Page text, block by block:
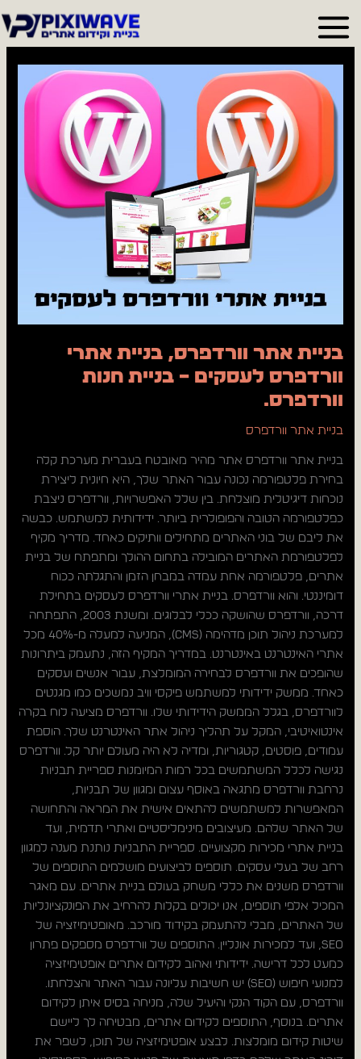
לתוכן
בניית אתר וורדפרס, בניית אתרי
וורדפרס לעסקים – בניית חנות
וורדפרס.
בניית אתר וורדפרס
בניית אתר וורדפרס אתר מהיר מאובטח בעברית מערכת קלה
בחירת פלטפורמה נכונה עבור האתר שלך, היא חיונית ליצירת
נוכחות דיגיטלית מוצלחת. בין שלל האפשרויות, וורדפרס ניצבת
כפלטפורמה הטובה והפופולרית ביותר. ידידותית למשתמש. כבשה
את ליבם של בוני האתרים מתחילים וותיקים כאחד. מדריך מקיף
לפלטפורמת האתרים המובילה בתחום ההולך ומתפתח של בניית
אתרים, פלטפורמה אחת עמדה במבחן הזמן והתגלתה ככוח
דומיננטי. והוא וורדפרס. בניית אתרי וורדפרס לעסקים בתחילת
דרכה, וורדפרס שהושקה ככלי לבלוגים. ומשנת 2003, התפתחה
למערכת ניהול תוכן מדהימה (CMS), המניעה למעלה מ-40% מכל
אתרי האינטרנט באינטרנט. במדריך המקיף הזה, נתעמק ביתרונות
שהופכים את וורדפרס לבחירה המומלצת, עבור אנשים ועסקים
כאחד. ממשק ידידותי למשתמש פיקסי וויב נמשכים כמו מגנטים
לוורדפרס, בגלל הממשק הידידותי שלו. וורדפרס מציעה לוח בקרה
אינטואיטיבי, המקל על תהליך ניהול אתר האינטרנט שלך. הוספת
עמודים, פוסטים, קטגוריות, ומדיה לא היה מעולם יותר קל. וורדפרס
נגישה לכלל המשתמשים בכל רמות המיומנות ספריית תבניות
נרחבת וורדפרס מתגאה באוסף עצום ומגוון של תבניות,
המאפשרות למשתמשים להתאים אישית את המראה והתחושה
של האתר שלהם. מעיצובים מינימליסטיים ואתרי תדמית, ועד
בניית אתרי מכירות מקצועיים. ספריית התבניות נותנת מענה למגוון
רחב של בעלי עסקים. תוספים לביצועים מושלמים התוספים של
וורדפרס משנים את כללי משחק בעולם בניית אתרים. עם מאגר
המכיל אלפי תוספים, אנו יכולים בקלות להרחיב את הפונקציונליות
של האתרים, מבלי להתעמק בקידוד מורכב. מאופטימיזציה של
SEO, ועד למכירות אונליין. התוספים של וורדפרס מספקים פתרון
כמעט לכל דרישה. ידידותי ואהוב לקידום אתרים אופטימיזציה
למנועי חיפוש (SEO) יש חשיבות עליונה עבור האתר והצלחתו.
וורדפרס, עם הקוד הנקי והיעיל שלה, מניחה בסיס איתן לקידום
אתרים. בנוסף, התוספים לקידום אתרים, מבטיחה לך ליישם
שיטות קידום מומלצות. לבצע אופטימיזציה של תוכן, לשפר את
אתר
וורדפרס,
וורדפרס
לעסקים